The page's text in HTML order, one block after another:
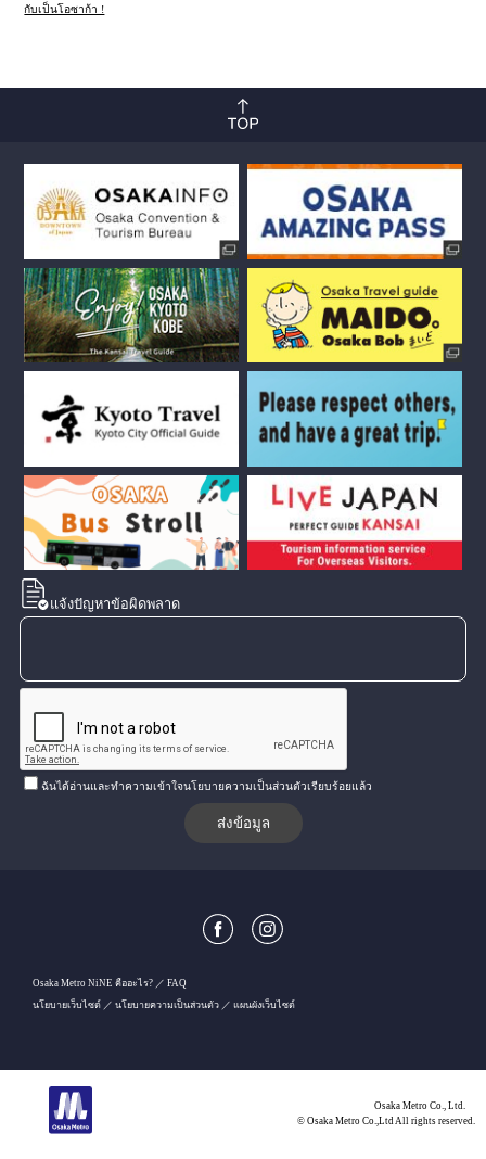
กับเป็นโอซาก้า !
แจ้งปัญหาข้อผิดพลาด
ฉันได้อ่านและทำความเข้าใจนโยบายความเป็นส่วนตัวเรียบร้อยแล้ว
Osaka Metro NiNE คืออะไร?
FAQ
นโยบายเว็บไซต์
นโยบายความเป็นส่วนตัว แผนผังเว็บไซต์
Osaka Metro Co., Ltd.
© Osaka Metro Co.,Ltd All rights reserved.